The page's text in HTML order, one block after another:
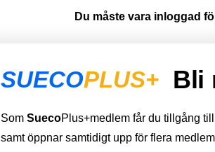
Du måste vara inloggad
SUECOPLUS+ Bli
Som SuecoPlus+medlem får du tillgång
samt öppnar samtidigt upp för flera